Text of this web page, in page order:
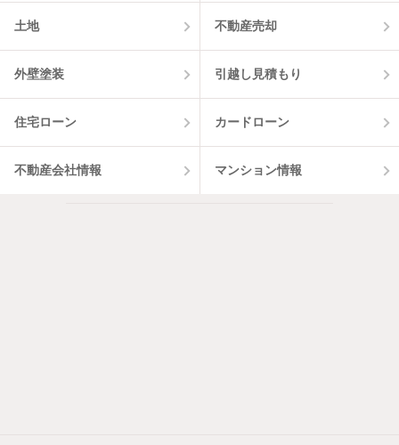
土地 不動産売却
外壁塗装 引越し見積もり
住宅ローン カードローン
不動産会社情報 マンション情報